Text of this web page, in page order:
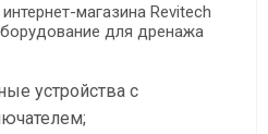
магазина Revitech
для дренажа
устройства с